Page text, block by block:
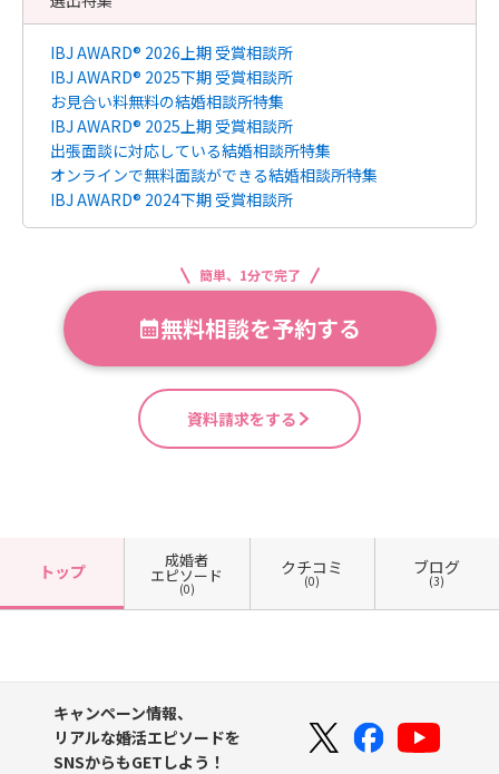
IBJ AWARD® 2026上期 受賞相談所
IBJ AWARD® 2025下期 受賞相談所
お見合い料無料の結婚相談所特集
IBJ AWARD® 2025上期 受賞相談所
出張面談に対応している結婚相談所特集
オンラインで無料面談ができる結婚相談所特集
IBJ AWARD® 2024下期 受賞相談所
簡単、1分で完了
無料相談を予約する
資料請求をする
トップ
成婚者
エピソード
(0)
クチコミ
(0)
ブログ
(3)
キャンペーン情報、
リアルな婚活エピソードを
SNSからもGETしよう！